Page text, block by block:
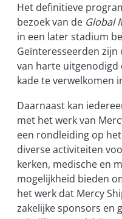
Het definitieve
bezoek van de Global
in een later stadium
Geïnteresseerden
van harte uitgenodigd
kade te verwelkomen
Daarnaast kan
met het werk van
een rondleiding op
diverse activiteiten
kerken, medische en
mogelijkheid bieden
het werk dat Mercy
zakelijke sponsors en